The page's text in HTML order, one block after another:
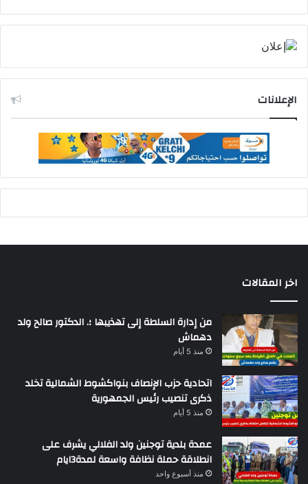
الإعلانات
اخر المقالات
من إدارة السلطة إلى تهذيبها ؛. الدكتور صالح ولد
دهماش
منذ 5 أيام
اتحادية حزب الإنصاف بنواكشوط الشمالية تخلد
ذكرى تنصيب رئيس الجمهورية
منذ 5 أيام
عمدة بلدية توجنين ولد الفلالي يشرف على
انطلاقة حملة نظافة واسعة لمدة3ايام
منذ أسبوع واحد